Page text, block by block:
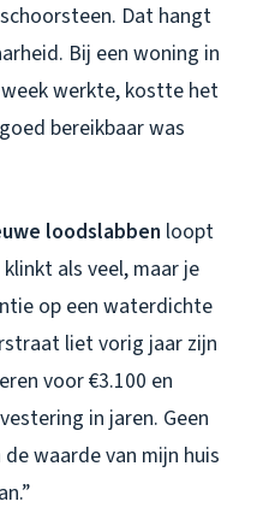
Dat hangt
Bij een woning in
werkte, kostte het
bereikbaar was
loodslabben loopt
als veel, maar je
op een waterdichte
liet vorig jaar zijn
voor €3.100 en
in jaren. Geen
waarde van mijn huis